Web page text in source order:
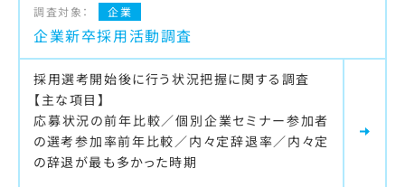
調査対象：
企業
企業新卒採用活動調査
採用選考開始後に行う状況把握に関する調査
【主な項目】
応募状況の前年比較／個別企業セミナー参加者
の選考参加率前年比較／内々定辞退率／内々定
の辞退が最も多かった時期